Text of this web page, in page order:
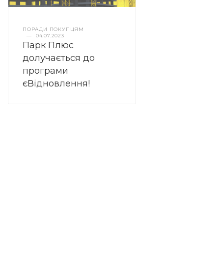
ПОРАДИ ПОКУПЦЯМ
—
04.07.2023
Парк Плюс
долучається до
програми
єВідновлення!